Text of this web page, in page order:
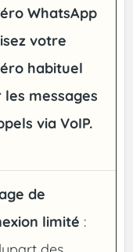
WhatsApp
votre
habituel
les messages
via VoIP.
de
limité :